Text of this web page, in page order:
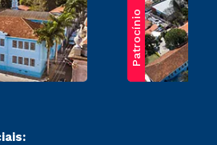
Patrocínio